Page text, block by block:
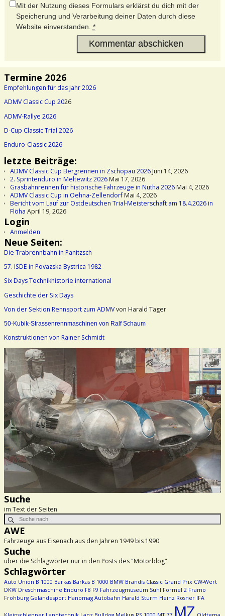
Mit der Nutzung dieses Formulars erklärst du dich mit der
Speicherung und Verarbeitung deiner Daten durch diese
Website einverstanden. *
Termine 2026
Empfehlungen für das Jahr 2026
ADMV Classic Cup 2026
ADMV-Rallye 2026
D-Cup Classic Trial 2026
Enduro-Classic 2026
letzte Beiträge:
ADMV Classic Cup Bergrennen in Zschopau 2026Juni 14, 2026
2. Sprintenduro in Meltewitz 2026Mai 17, 2026
Grasbahnrennen für historische Fahrzeuge in Nutha 2026Mai 4, 2026
ADMV Classic Cup in Oehna-ZellendorfMai 4, 2026
Bericht vom Lauf zur Ostdeutschen Trial-Meisterschaft am 18.4.2026 in
Flöha April 19, 2026
Login
Anmelden
Neue Seiten:
Die Trabrennbahn in Panitzsch
57. ISDE in Povazska Bystrica 1982
Six Days Technikhistorie international
Geschichte der Six Days
Von der Sektion Rennsport zum ADMVvon Harald Täger
50-Kubik-Strassenrennmaschinen von Ralf Schaum
Konstruktionen von Rainer Schmidt
Suche
im Text der Seiten
AWE
Fahrzeuge aus Eisenach aus den Jahren 1949 bis 1990
Suche
über die Schlagwörter nur in den Posts des "Motorblog"
Schlagwörter
Auto Union B 1000 Barkas Barkas B 1000 BMW Brandis Classic Grand Prix CW-Wert
DKW Dreschmaschine Enduro F8 F9 Fahrzeugmuseum Suhl Formel 2 Framo
Frohburg Geländesport Hanomag Autobahn Harald Sturm Heinz Rosner IFA
MZ